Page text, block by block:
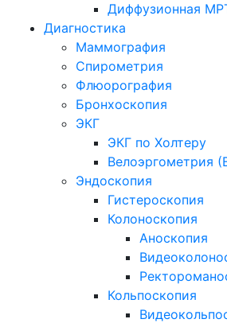
Диффузионная
Диагностика
Маммография
Спирометрия
Флюорография
Бронхоскопия
ЭКГ
ЭКГ по Холтеру
Велоэргометрия
Эндоскопия
Гистероскопия
Колоноскопия
Аноскопия
Кольпоскопия